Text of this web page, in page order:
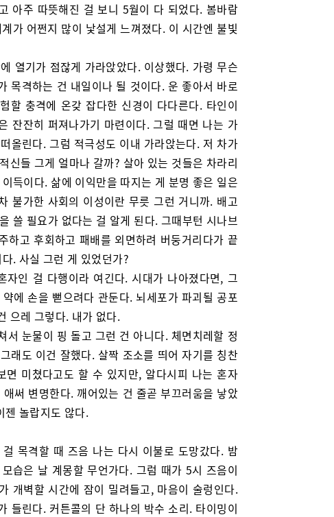
아주 따뜻해진 걸 보니 5월이 다 되었다. 봄바람
가 어쩐지 많이 낯설게 느껴졌다. 이 시간엔 불빛
열기가 점잖게 가라앉았다. 이상했다. 가령 무슨
목격하는 건 내일이나 될 것이다. 운 좋아서 바로
할 충격에 온갖 잡다한 신경이 다다른다. 타인이
잔잔히 퍼져나가기 마련이다. 그럴 때면 나는 가
올린다. 그럼 적극성도 이내 가라앉는다. 저 차가
신들 그게 얼마나 갈까? 살아 있는 것들은 차라리
득이다. 삶에 이익만을 따지는 게 분명 좋은 일은
불가한 사회의 이성이란 무릇 그런 거니까. 배고
쓸 필요가 없다는 걸 알게 된다. 그때부턴 시나브
하고 후회하고 패배를 외면하려 버둥거리다가 끝
. 사실 그런 게 있었던가?
자인 걸 다행이라 여긴다. 시대가 나아졌다면, 그
에 손을 뻗으려다 관둔다. 뇌세포가 파괴될 공포
으레 그렇다. 내가 없다.
서 눈물이 핑 돌고 그런 건 아니다. 체면치레할 정
래도 이건 잘했다. 살짝 조소를 띄어 자기를 칭찬
면 미쳤다고도 할 수 있지만, 알다시피 나는 혼자
써 변명한다. 깨어있는 건 줄곧 부끄러움을 낳았
젠 놀랍지도 않다.
목격할 때 즈음 나는 다시 이불로 도망갔다. 밤
습은 날 계몽할 무언가다. 그럼 때가 5시 즈음이
개벽할 시간에 잠이 밀려들고, 마음이 술렁인다.
들린다. 커튼콜의 단 하나의 박수 소리. 타이밍이